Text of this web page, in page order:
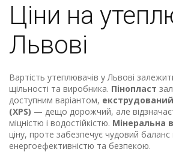
Ціни на
Львові
Вартість утеплювачів у Львові
щільності та виробника. Пінопласт
доступним варіантом,
(XPS) — дещо дорожчий, але
міцністю і водостійкістю. Мінеральна
ціну, проте забезпечує чудовий баланс
енергоефективністю та безпекою.